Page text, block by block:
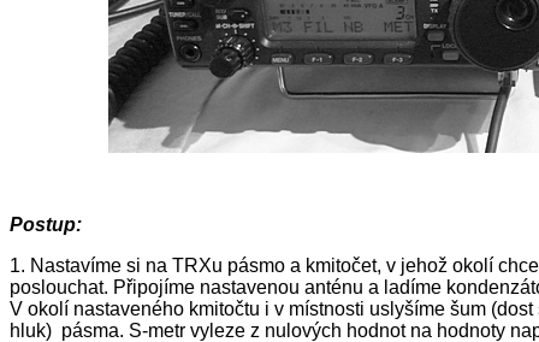
Postup:
1. Nastavíme si na TRXu pásmo a kmitočet, v jehož okolí
poslouchat. Připojíme nastavenou anténu a ladíme
V okolí nastaveného kmitočtu i v místnosti uslyšíme šum (dost
hluk) pásma. S-metr vyleze z nulových hodnot na hodnoty